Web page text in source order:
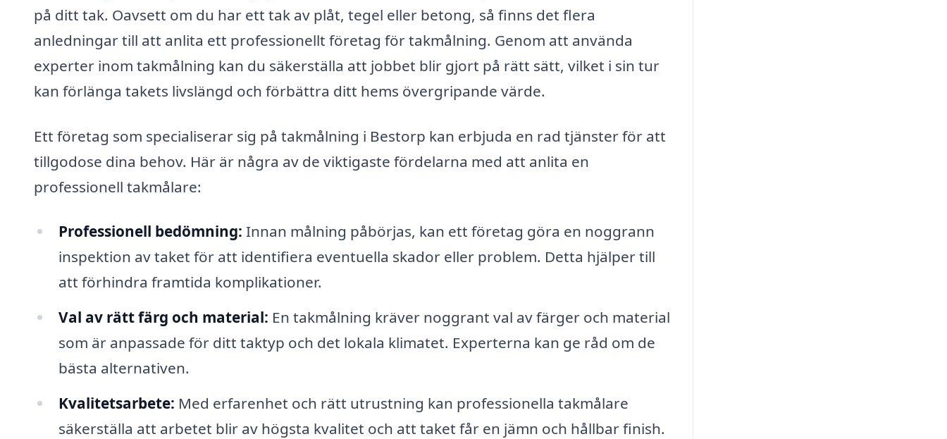
på ditt tak. Oavsett om du har ett tak av plåt, tegel eller betong, så finns det flera
anledningar till att anlita ett professionellt företag för takmålning. Genom att använda
experter inom takmålning kan du säkerställa att jobbet blir gjort på rätt sätt, vilket i sin tur
kan förlänga takets livslängd och förbättra ditt hems övergripande värde.
Ett företag som specialiserar sig på takmålning i Bestorp kan erbjuda en rad tjänster för att
tillgodose dina behov. Här är några av de viktigaste fördelarna med att anlita en
professionell takmålare:
Professionell bedömning: Innan målning påbörjas, kan ett företag göra en noggrann
inspektion av taket för att identifiera eventuella skador eller problem. Detta hjälper till
att förhindra framtida komplikationer.
Val av rätt färg och material: En takmålning kräver noggrant val av färger och material
som är anpassade för ditt taktyp och det lokala klimatet. Experterna kan ge råd om de
bästa alternativen.
Kvalitetsarbete: Med erfarenhet och rätt utrustning kan professionella takmålare
säkerställa att arbetet blir av högsta kvalitet och att taket får en jämn och hållbar finish.